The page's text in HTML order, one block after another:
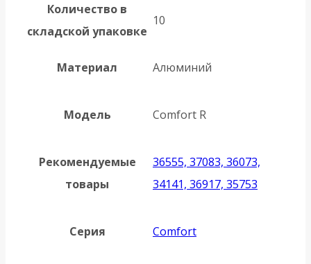
Количество в
складской упаковке
10
Материал Алюминий
Модель Comfort R
Рекомендуемые
товары
36555, 37083, 36073,
34141, 36917, 35753
Серия Comfort